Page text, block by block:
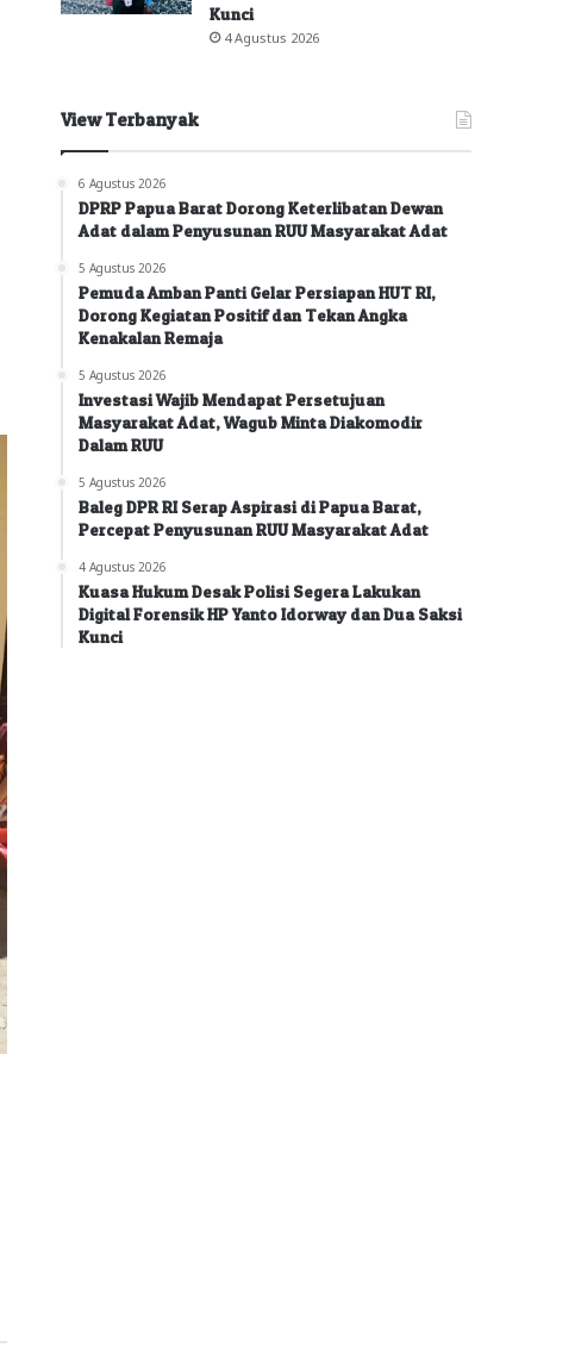
Kunci
4 Agustus 2026
View Terbanyak
6 Agustus 2026
DPRP Papua Barat Dorong Keterlibatan Dewan
Adat dalam Penyusunan RUU Masyarakat Adat
5 Agustus 2026
Pemuda Amban Panti Gelar Persiapan HUT RI,
Dorong Kegiatan Positif dan Tekan Angka
Kenakalan Remaja
5 Agustus 2026
Investasi Wajib Mendapat Persetujuan
Masyarakat Adat, Wagub Minta Diakomodir
Dalam RUU
5 Agustus 2026
Baleg DPR RI Serap Aspirasi di Papua Barat,
Percepat Penyusunan RUU Masyarakat Adat
4 Agustus 2026
Kuasa Hukum Desak Polisi Segera Lakukan
Digital Forensik HP Yanto Idorway dan Dua Saksi
Kunci